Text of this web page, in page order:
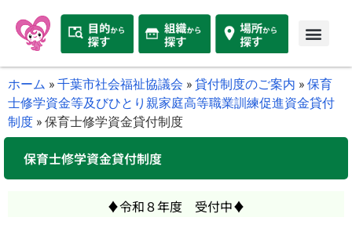
ホーム »千葉市社会福祉協議会 »貸付制度のご案内 »保育
士修学資金等及びひとり親家庭高等職業訓練促進資金貸付
制度 »保育士修学資金貸付制度
保育士修学資金貸付制度
♦令和８年度 受付中♦